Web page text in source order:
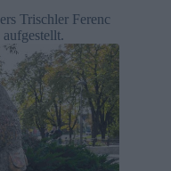
Trischler Ferenc